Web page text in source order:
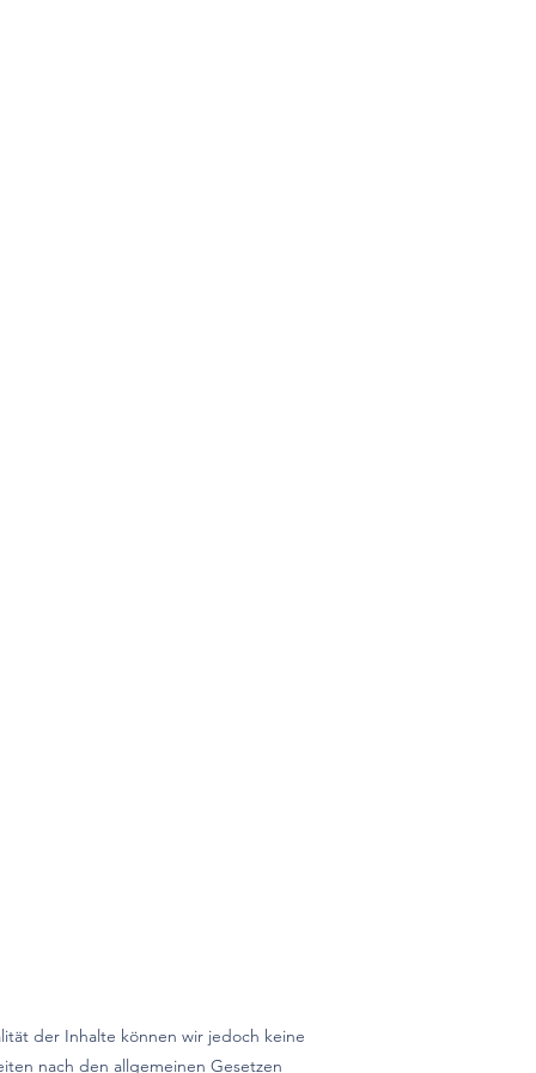
der Inhalte können wir jedoch keine
nach den allgemeinen Gesetzen